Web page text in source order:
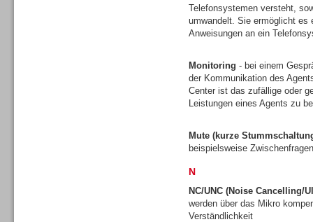
Telefonsystemen versteht,
umwandelt. Sie ermöglicht es
Anweisungen an ein
Monitoring - bei einem
der Kommunikation des
Center ist das zufällige oder
Leistungen eines Agents zu
Mute (kurze
beispielsweise
N
NC/UNC (Noise Cancelling/
werden über das Mikro
Verständlichkeit